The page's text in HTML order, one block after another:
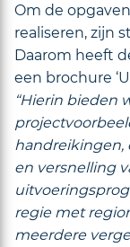
Om de
realiseren, zijn
Daarom heeft
een brochure
“Hierin bieden
handreikingen,
en versnelling
regie met
meerdere